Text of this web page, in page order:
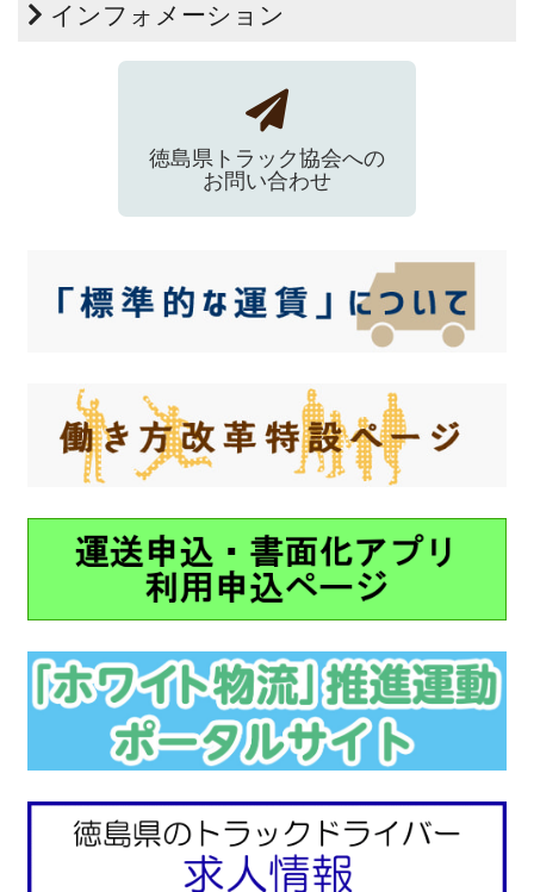
インフォメーション
徳島県トラック協会への
お問い合わせ